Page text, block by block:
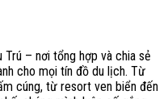
– nơi tổng hợp và chia sẻ
cho mọi tín đồ du lịch. Từ
cúng, từ resort ven biển đến